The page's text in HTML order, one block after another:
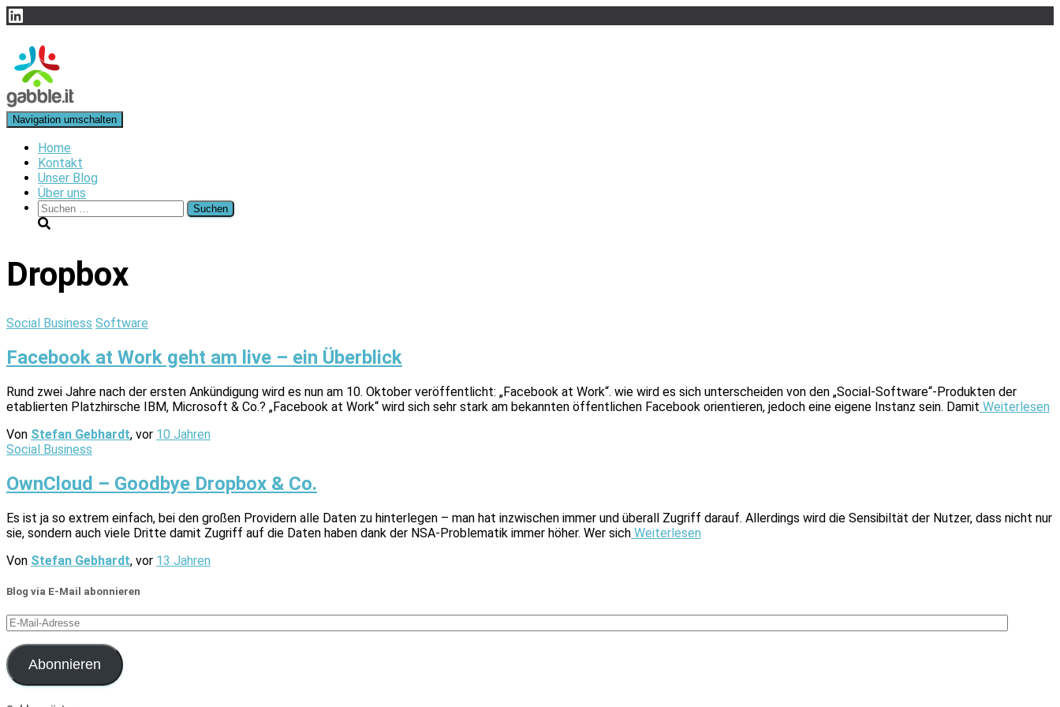
LinkedIn
Navigation umschalten
Home
Kontakt
Unser Blog
Über uns
Suchen
nach:
Dropbox
Social Business Software
Facebook at Work geht am live – ein Überblick
Rund zwei Jahre nach der ersten Ankündigung wird es nun am 10. Oktober veröffentlicht: „Facebook at Work“. wie wird es sich unterscheiden von den „Social-Software“-Produkten der
etablierten Platzhirsche IBM, Microsoft & Co.? „Facebook at Work“ wird sich sehr stark am bekannten öffentlichen Facebook orientieren, jedoch eine eigene Instanz sein. Damit Weiterlesen
Von Stefan Gebhardt, vor 10 Jahren
Social Business
OwnCloud – Goodbye Dropbox & Co.
Es ist ja so extrem einfach, bei den großen Providern alle Daten zu hinterlegen – man hat inzwischen immer und überall Zugriff darauf. Allerdings wird die Sensibiltät der Nutzer, dass nicht nur
sie, sondern auch viele Dritte damit Zugriff auf die Daten haben dank der NSA-Problematik immer höher. Wer sich Weiterlesen
Von Stefan Gebhardt, vor 13 Jahren
Blog via E-Mail abonnieren
E-
Adresse
Abonnieren